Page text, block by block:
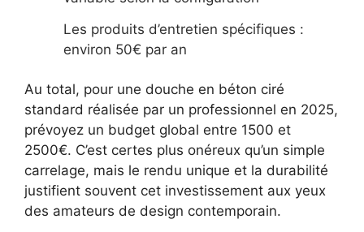
Les produits d’entretien spécifiques :
environ 50€ par an
Au total, pour une douche en béton ciré
standard réalisée par un professionnel en 2025,
prévoyez un budget global entre 1500 et
2500€. C’est certes plus onéreux qu’un simple
carrelage, mais le rendu unique et la durabilité
justifient souvent cet investissement aux yeux
des amateurs de design contemporain.